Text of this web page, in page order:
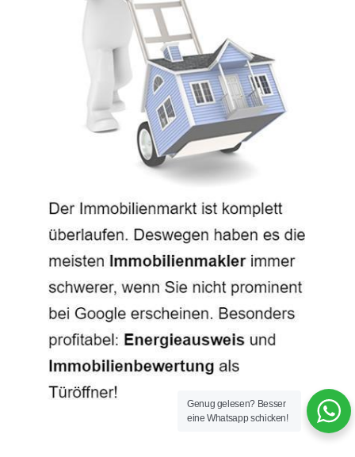
Genug gelesen? Besser
eine Whatsapp schicken!